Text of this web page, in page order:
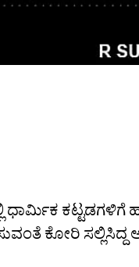
ಕಟ್ಟಡಗಳಿಗೆ
ಕೋರಿ ಸಲ್ಲಿಸಿದ್ದ